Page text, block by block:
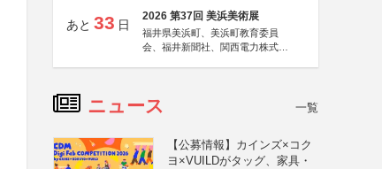
あと 33 日
2026 第37回 美浜美術展
福井県美浜町、美浜町教育委員
会、福井新聞社、関西電力株式会
ニュース 一覧
【公募情報】カインズ×コク
ヨ×VUILDがタッグ、家具・